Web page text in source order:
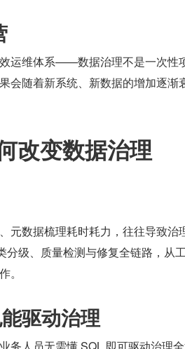
运维体系——数据治理不是一次性
会随着新系统、新数据的增加逐渐
改变数据治理
元数据梳理耗时耗力，往往导致治
级、质量检测与修复全链路，从
。
驱动治理